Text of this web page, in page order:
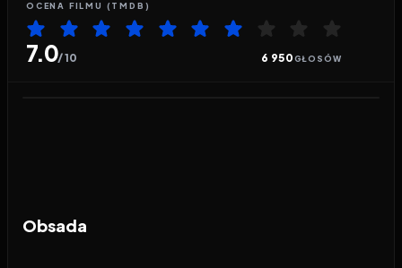
OCENA FILMU (TMDB)
7.0/ 10 6 950GŁOSÓW
Obsada